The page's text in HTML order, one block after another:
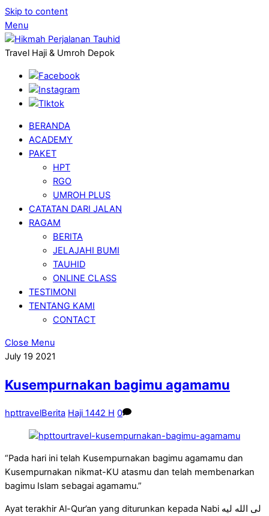
Skip to content
Menu
Travel Haji & Umroh Depok
BERANDA
ACADEMY
PAKET
HPT
RGO
UMROH PLUS
CATATAN DARI JALAN
RAGAM
BERITA
JELAJAHI BUMI
TAUHID
ONLINE CLASS
TESTIMONI
TENTANG KAMI
CONTACT
Close Menu
July 19 2021
Kusempurnakan bagimu agamamu
hpttravelBerita Haji 1442 H 0
“Pada hari ini telah Kusempurnakan bagimu agamamu dan
Kusempurnakan nikmat-KU atasmu dan telah membenarkan
bagimu Islam sebagai agamamu.”
Ayat terakhir Al-Qur’an yang diturunkan kepada Nabi لى الله ليه